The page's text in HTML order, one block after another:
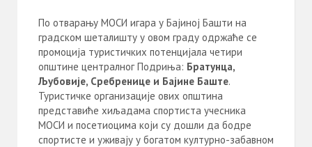
По отварању МОСИ игара у Бајиној Башти на
градском шеталишту у овом граду одржаће се
промоција туристичких потенцијала четири
општине централног Подриња: Братунца,
Љубовије, Сребренице и Бајине Баште.
Туристичке организације ових општина
представиће хиљадама спортиста учесника
МОСИ и посетиоцима који су дошли да бодре
спортисте и уживају у богатом културно-забавном